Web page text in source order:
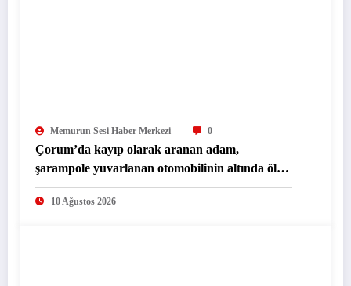
Memurun Sesi Haber Merkezi 0
Çorum’da kayıp olarak aranan adam,
şarampole yuvarlanan otomobilinin altında ölü
bulundu
10 Ağustos 2026